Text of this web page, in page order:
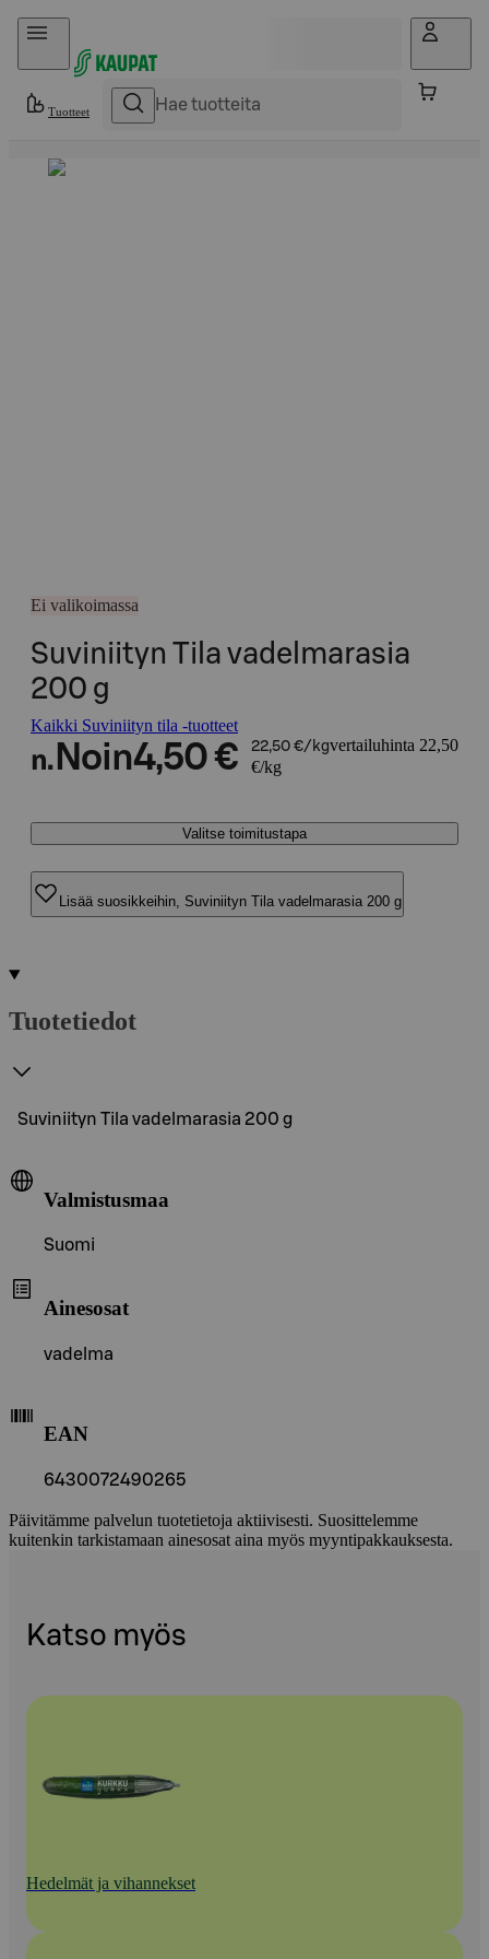
Hyppää sisältöön
Tuotteet
Ei valikoimassa
Suviniityn Tila vadelmarasia
200 g
Kaikki Suviniityn tila -tuotteet
n. Noin4,50 € 22,50 €/kgvertailuhinta 22,50
€/kg
Valitse toimitustapa
Lisää suosikkeihin, Suviniityn Tila vadelmarasia 200 g
Tuotetiedot
Suviniityn Tila vadelmarasia 200 g
Valmistusmaa
Suomi
Ainesosat
vadelma
EAN
6430072490265
Päivitämme palvelun tuotetietoja aktiivisesti. Suosittelemme
kuitenkin tarkistamaan ainesosat aina myös myyntipakkauksesta.
Katso myös
Hedelmät ja vihannekset